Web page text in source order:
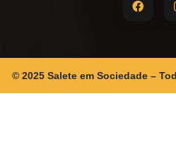
© 2025 Salete em Sociedade –